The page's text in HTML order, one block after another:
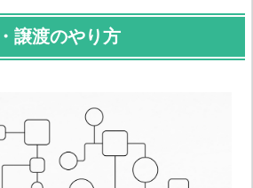
譲渡のやり方